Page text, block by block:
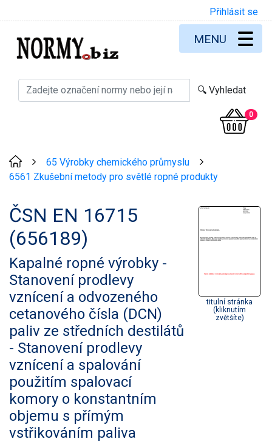
Přihlásit se
0
MENU
65 Výrobky chemického průmyslu
6561 Zkušební metody pro světlé ropné produkty
ČSN EN 16715
(656189)
Kapalné ropné výrobky -
Stanovení prodlevy
vznícení a odvozeného
cetanového čísla (DCN)
paliv ze středních destilátů
- Stanovení prodlevy
vznícení a spalování
použitím spalovací
komory o konstantním
objemu s přímým
vstřikováním paliva
titulní stránka
(kliknutím
zvětšíte)